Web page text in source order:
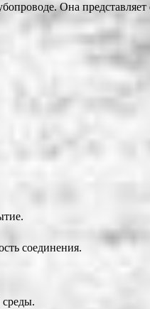
Она
соединения.
среды.